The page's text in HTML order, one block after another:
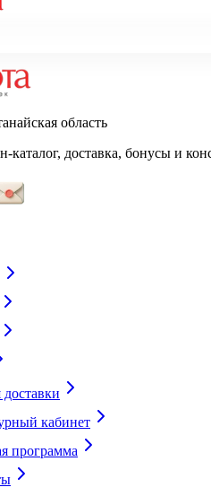
область
каталог, доставка, бонусы и
кабинет
программа